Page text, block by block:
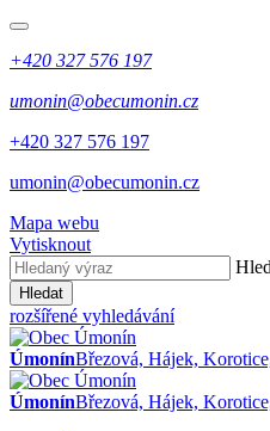
+420 327 576 197
umonin@obecumonin.cz
+420 327 576 197
umonin@obecumonin.cz
Mapa webu
Vytisknout
Hledat
rozšířené vyhledávání
ÚmonínBřezová, Hájek,
ÚmonínBřezová, Hájek,